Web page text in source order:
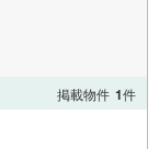
掲載物件 1件